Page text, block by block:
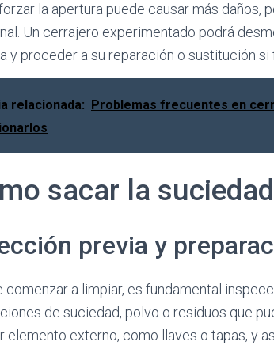
la apertura puede causar más daños,
Un cerrajero experimentado podrá
y proceder a su reparación o sustitución si
relacionada: Problemas frecuentes en
sacar la
previa y
comenzar a limpiar, es fundamental
de suciedad, polvo o residuos que
elemento externo, como llaves o tapas, y